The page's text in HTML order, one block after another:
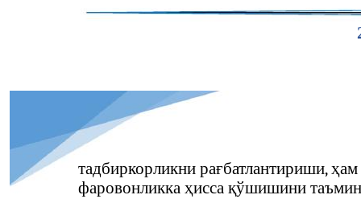
тадбиркорликни рағбатлантириши,
фаровонликка ҳисса қўшишини